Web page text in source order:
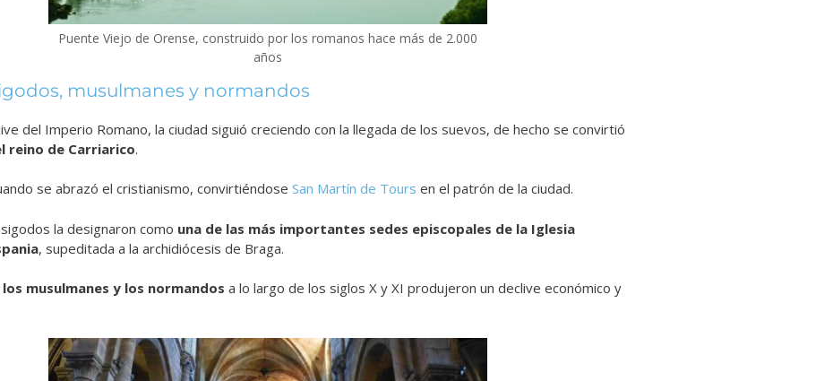
Puente Viejo de Orense, construido por los romanos hace más de 2.000
años
musulmanes y normandos
del Imperio Romano, la ciudad siguió creciendo con la llegada de los suevos, de hecho se convirtió
reino de Carriarico.
se abrazó el cristianismo, convirtiéndose San Martín de Tours en el patrón de la ciudad.
la designaron como una de las más importantes sedes episcopales de la Iglesia
, supeditada a la archidiócesis de Braga.
musulmanes y los normandos a lo largo de los siglos X y XI produjeron un declive económico y